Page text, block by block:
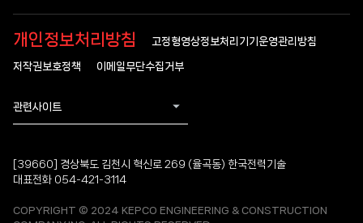
인스
블로그
페이스북
개인정보처리방침 고정형영상정보처리기기운영관리방침
저작권보호정책 이메일무단수집거부
관련사이트
[39660] 경상북도 김천시 혁신로 269 (율곡동) 한국전력기술
대표전화 054-421-3114
COPYRIGHT © 2024 KEPCO ENGINEERING & CONSTRUCTION